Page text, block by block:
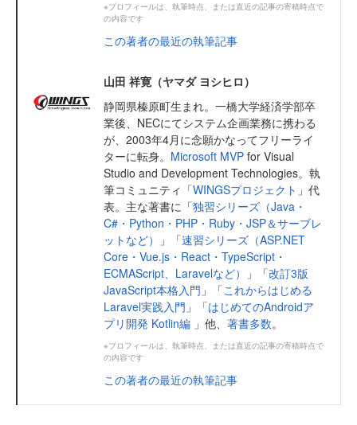
※プロフィールは、執筆時点、または直近の記事の寄稿時点で
の内容です
この著者の最近の執筆記事
山田 祥寛（ヤマダ ヨシヒロ）
静岡県榛原町生まれ。一橋大学経済学部卒
業後、NECにてシステム企画業務に携わる
が、2003年4月に念願かなってフリーライ
ターに転身。 Microsoft MVP for Visual
Studio and Development Technologies。執
筆コミュニティ「WINGSプロジェクト 」代
表。主な著書に「独習シリーズ（Java・
C#・Python・PHP・Ruby・JSP＆サーブレ
ットなど）
」「速習シリーズ（ASP.NET
Core・Vue.js・React・TypeScript・
ECMAScript、Laravelなど）
」「改訂3版
JavaScript本格入門 」「これからはじめる
Laravel実践入門 」「はじめてのAndroidア
プリ開発 Kotlin編 」他、 著書多数。
※プロフィールは、執筆時点、または直近の記事の寄稿時点で
の内容です
この著者の最近の執筆記事